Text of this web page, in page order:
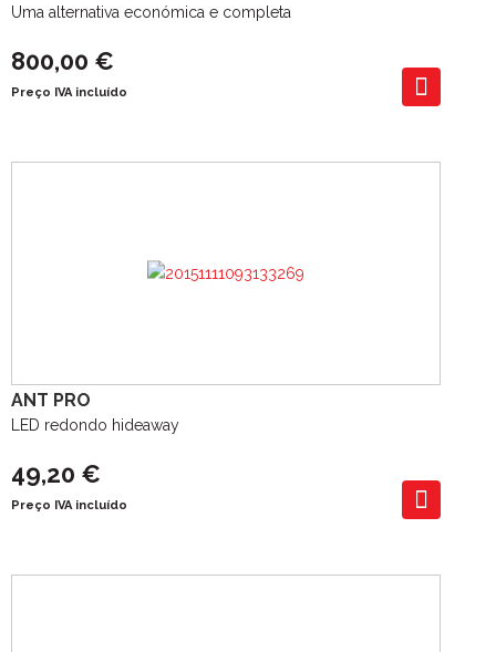
Uma alternativa económica e completa
800,00 €
Preço IVA incluído
ANT PRO
LED redondo hideaway
49,20 €
Preço IVA incluído